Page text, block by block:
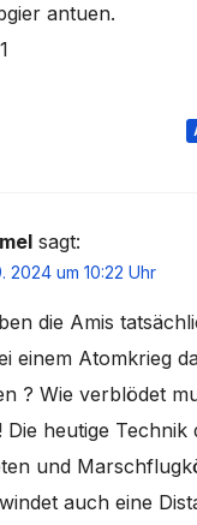
antuen.
1
sagt:
2024 um 10:22 Uhr
die Amis
einem Atomkrieg
? Wie verblödet
Die heutige Technik
und
auch eine